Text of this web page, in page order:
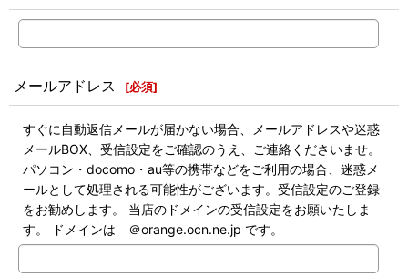
メールアドレス [必須]
すぐに自動返信メールが届かない場合、メールアドレスや迷惑
メールBOX、受信設定をご確認のうえ、ご連絡くださいませ。
パソコン・docomo・au等の携帯などをご利用の場合、迷惑メ
ールとして処理される可能性がございます。受信設定のご登録
をお勧めします。 当店のドメインの受信設定をお願いたしま
す。 ドメインは ＠orange.ocn.ne.jp です。